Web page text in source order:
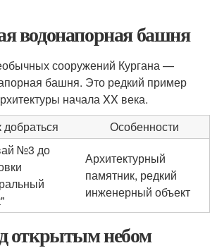
водонапорная башня
сооружений Кургана —
башня. Это редкий пример
начала XX века.
добраться
Особенности
№3 до
Архитектурный
памятник, редкий
инженерный объект
открытым небом